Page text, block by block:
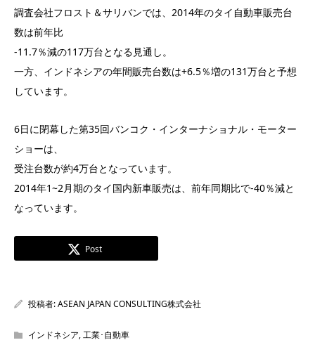
調査会社フロスト＆サリバンでは、2014年のタイ自動車販売台
数は前年比
-11.7％減の117万台となる見通し。
一方、インドネシアの年間販売台数は+6.5％増の131万台と予想
しています。
6日に閉幕した第35回バンコク・インターナショナル・モーター
ショーは、
受注台数が約4万台となっています。
2014年1~2月期のタイ国内新車販売は、前年同期比で-40％減と
なっています。
Post
投稿者:ASEAN JAPAN CONSULTING株式会社
インドネシア,工業･自動車